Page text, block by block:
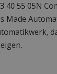
40 55 05N
Made